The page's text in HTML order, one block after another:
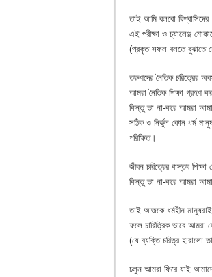
তাই আমি বলবো বিশ্বাসিদের
এই পরীক্ষা ও চ্যালেঞ্জ
(প্রকৃত সফল বলতে বুঝাতে
তরুণদের নৈতিক চরিত্রের
আমরা নৈতিক শিক্ষা গ্রহণ
কিন্তু তা না-করে আমরা
সঠিক ও নির্ভুল কোন ধর্ম
পরিক্ষিত।
জীবন চরিত্রের বাস্তব
কিন্তু তা না-করে আমরা
তাই আজকে ধর্মহীন
ফলে চারিত্রিক ভাবে আমরা
(যে ব্যক্তি চরিত্র হারালো
চলুন আমরা ফিরে যাই